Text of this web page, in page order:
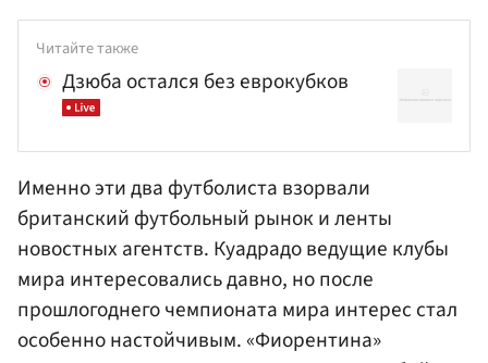
Читайте также
Дзюба остался без еврокубков
Именно эти два футболиста взорвали
британский футбольный рынок и ленты
новостных агентств. Куадрадо ведущие клубы
мира интересовались давно, но после
прошлогоднего чемпионата мира интерес стал
особенно настойчивым. «Фиорентина»